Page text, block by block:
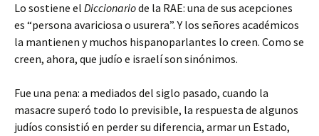
Lo sostiene el Diccionariode la RAE: una de sus acepciones
es “persona avariciosa o usurera”. Y los señores académicos
la mantienen y muchos hispanoparlantes lo creen. Como se
creen, ahora, que judío e israelí son sinónimos.
Fue una pena: a mediados del siglo pasado, cuando la
masacre superó todo lo previsible, la respuesta de algunos
judíos consistió en perder su diferencia, armar un Estado,